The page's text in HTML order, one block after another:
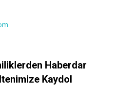
Haberdar
Kaydol